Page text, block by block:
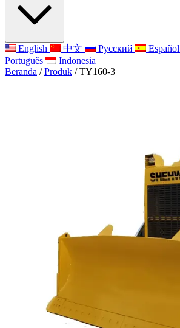
English 中文 Русский Español
Português
Indonesia
Beranda / Produk / TY160-3